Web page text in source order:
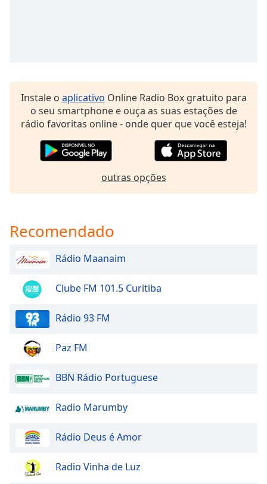
close
window.
Background
Opacity
Caption
Area
Background
Color
Radio Interativa Retro Mix
Radio Dinamica Mundial
Web Radio Review Gospel
Radio Assembleia Missao
Radio Kativa Hinos Antigos
Radio Setao Gospel
Radio Saudade Da Roça
Radio Sucesso Maraba
Radio Recanto Gospel
Radio Sao Leopoudo Gospel
Web Radio Sol De Cristo
Radio Cristo Rei
Rede Canarinho Gospel
Radio Sucesso Mundial
Instale o aplicativo Online Radio Box gratuito para
o seu smartphone e ouça as suas estações de
rádio favoritas online - onde quer que você esteja!
outras opções
Recomendado
Rádio Maanaim
Clube FM 101.5 Curitiba
Rádio 93 FM
Paz FM
BBN Rádio Portuguese
Radio Marumby
Rádio Deus é Amor
Radio Vinha de Luz